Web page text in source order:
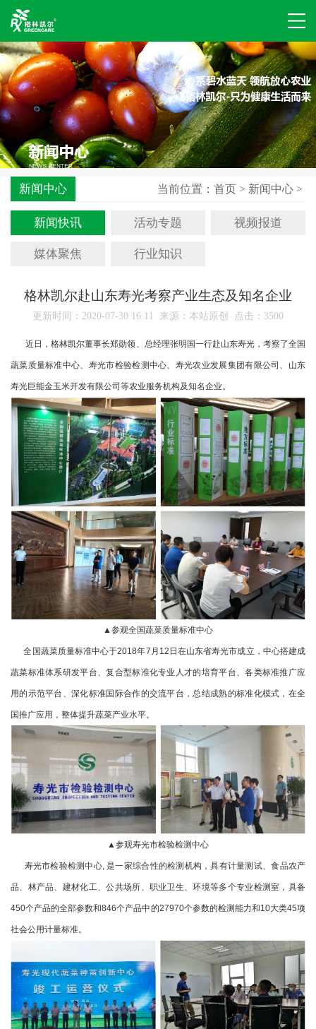
新闻中心 当前位置：首页 > 新闻中心 >
新闻快讯 活动专题 视频报道
媒体聚焦 行业知识
格林凯尔赴山东寿光考察产业生态及知名企业
更新时间：2020-07-30 16:11 来源：本站原创 点击： 3500
近日，格林凯尔董事长郑勋领、总经理张明国一行赴山东寿光，考察了全国
蔬菜质量标准中心、寿光市检验检测中心、寿光农业发展集团有限公司、山东
寿光巨能金玉米开发有限公司等农业服务机构及知名企业。
▲参观全国蔬菜质量标准中心
全国蔬菜质量标准中心于2018年7月12日在山东省寿光市成立，中心搭建成
蔬菜标准体系研发平台、复合型标准化专业人才的培育平台、各类标准推广应
用的示范平台、深化标准国际合作的交流平台，总结成熟的标准化模式，在全
国推广应用，整体提升蔬菜产业水平。
▲参观寿光市检验检测中心
寿光市检验检测中心, 是一家综合性的检测机构，具有计量测试、食品农产
品、林产品、建材化工、公共场所、职业卫生、环境等多个专业检测室，具备
450个产品的全部参数和846个产品中的27970个参数的检测能力和10大类45项
社会公用计量标准。